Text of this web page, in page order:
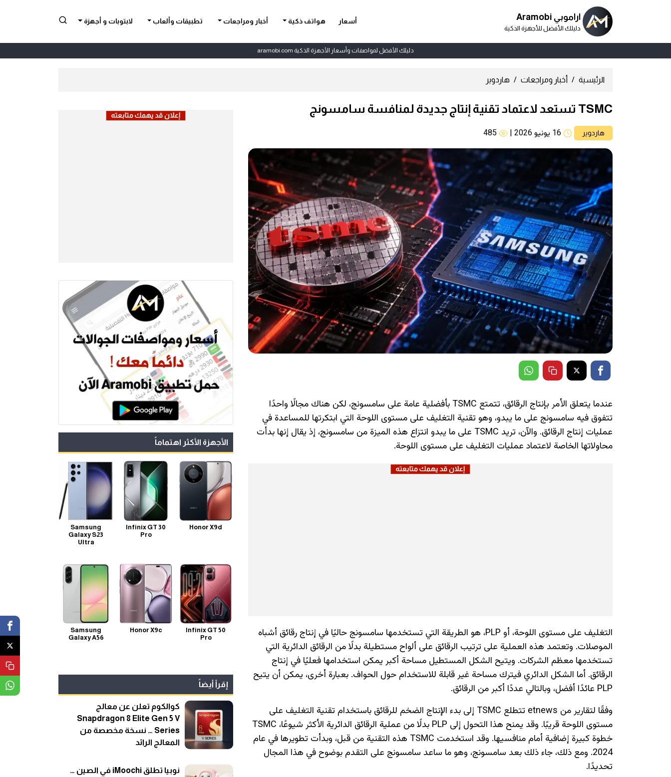
اراموبي Aramobi
دليلك الأفضل للأجهزة الذكية
أسعار هواتف ذكية أخبار ومراجعات تطبيقات وألعاب لابتوبات و أجهزة
دليلك الأفضل لمواصفات وأسعار الأجهزة الذكية aramobi.com
الرئيسية أخبار ومراجعات هاردوير
TSMC تستعد لاعتماد تقنية إنتاج جديدة لمنافسة سامسونج
هاردوير 16 يونيو 2026 |
485
عندما يتعلق الأمر بإنتاج الرقائق، تتمتع TSMC بأفضلية عامة على سامسونج، لكن هناك مجالًا واحدًا
تتفوق فيه سامسونج على ما يبدو، وهو تقنية التغليف على مستوى اللوحة التي ابتكرتها للمساعدة في
عمليات إنتاج الرقائق. والآن، تريد TSMC على ما يبدو انتزاع هذه الميزة من سامسونج، إذ يقال إنها بدأت
محاولاتها الخاصة لاعتماد عمليات التغليف على مستوى اللوحة.
التغليف على مستوى اللوحة، أو PLP، هو الطريقة التي تستخدمها سامسونج حاليًا في إنتاج رقائق أشباه
الموصلات. وتعتمد هذه العملية على ترتيب الرقائق على ألواح مستطيلة بدلًا من الرقائق الدائرية التي
تستخدمها معظم الشركات. ويتيح الشكل المستطيل مساحة أكبر يمكن استخدامها فعليًا في إنتاج
الرقائق. أما الشكل الدائري فيترك مساحة غير قابلة للاستخدام حول الحواف. بعبارة أخرى، يمكن أن يتيح
PLP عائدًا أفضل، وبالتالي عددًا أكبر من الرقائق.
وفقًا لتقارير من etnews تتطلع TSMC إلى بدء الإنتاج الضخم للرقائق باستخدام تقنية التغليف على
مستوى اللوحة قريبًا. وقد يمنح هذا التحول إلى PLP بدلًا من عملية الرقائق الدائرية الأكثر شيوعًا، TSMC
خطوة كبيرة إضافية أمام منافسيها. وقد استخدمت TSMC هذه التقنية من قبل، وبدأت تطويرها في عام
2024. ومع ذلك، جاء ذلك بعد سامسونج، وهو ما ساعد سامسونج على التقدم بوضوح في هذا المجال
تحديدًا.
الأجهزة الأكثر اهتماماً
Honor X9d
Infinix GT 30
Pro
Samsung
Galaxy S23
Ultra
Infinix GT 50
Pro
Honor X9c
Samsung
Galaxy A56
إقرأ أيضاً
كوالكوم تعلن عن معالج
Snapdragon 8 Elite Gen 5 V
Series … نسخة مخصصة من
المعالج الرائد
نوبيا تطلق iMoochi في الصين …